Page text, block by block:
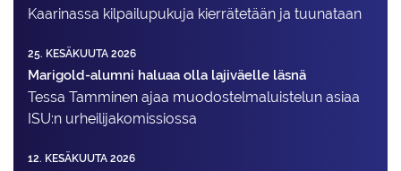
Kaarinassa kilpailupukuja kierrätetään ja tuunataan
25. KESÄKUUTA 2026
Marigold-alumni haluaa olla lajiväelle läsnä
Tessa Tamminen ajaa muodostelma­luistelun asiaa
ISU:n urheilija­komissiossa
12. KESÄKUUTA 2026